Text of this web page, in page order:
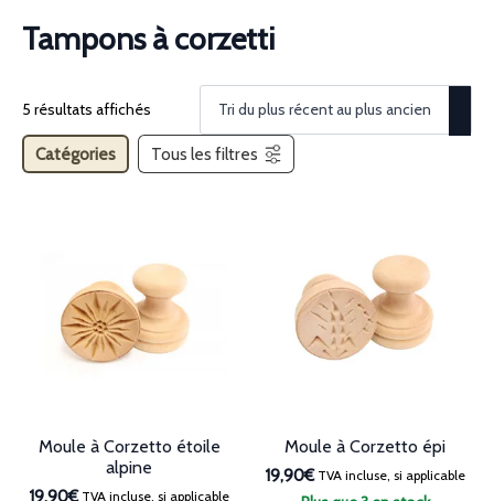
Tampons à corzetti
5 résultats affichés
Catégories Tous les filtres
Moule à Corzetto étoile
alpine
19,90€TVA incluse, si applicable
Moule à Corzetto épi
19,90€TVA incluse, si applicable